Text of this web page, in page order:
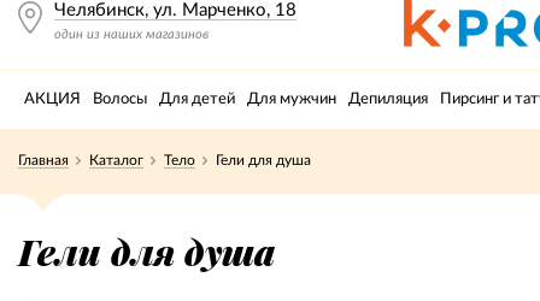
Челябинск, ул. Марченко, 18
один из наших магазинов
АКЦИЯ Волосы Для детей Для мужчин Депиляция Пирсинг и
Главная Каталог Тело Гели для душа
Гели для душа